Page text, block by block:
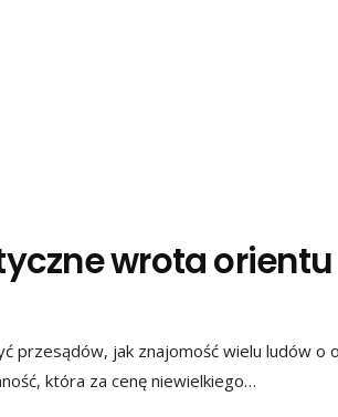
wrota orientu
przesądów, jak znajomość wielu ludów o
która za cenę niewielkiego…